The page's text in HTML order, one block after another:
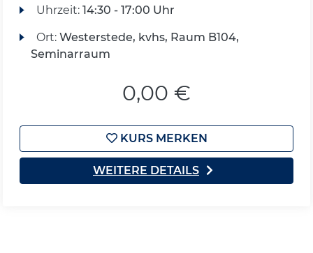
Uhrzeit: 14:30 - 17:00 Uhr
Ort: Westerstede, kvhs, Raum B104,
Seminarraum
0,00 €
KURS MERKEN
WEITERE DETAILS